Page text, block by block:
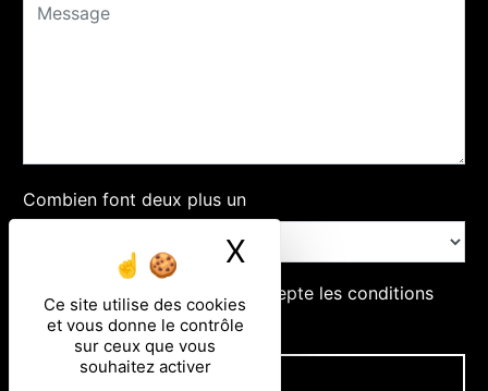
Ce site utilise des cookies
et vous donne le contrôle
sur ceux que vous
souhaitez activer
X Masquer le
Combien font deux plus un
En cochant cette case, j'accepte les conditions
particulières ci-dessous **